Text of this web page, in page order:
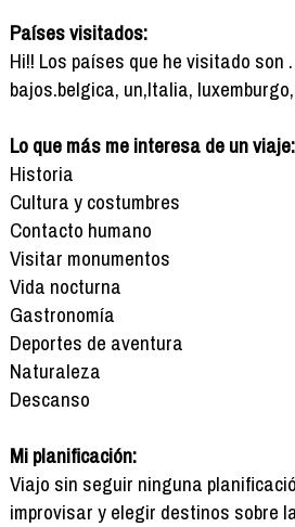
Países visitados:
Hi!! Los países que he visitado son
bajos.belgica, un,Italia,
Lo que más me interesa de un viaje:
Historia
Cultura y costumbres
Contacto humano
Visitar monumentos
Vida nocturna
Gastronomía
Deportes de aventura
Naturaleza
Descanso
Mi planificación:
Viajo sin seguir ninguna
improvisar y elegir destinos sobre